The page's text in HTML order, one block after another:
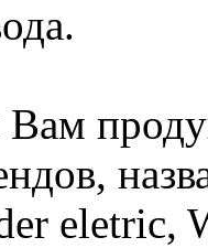
eletric,